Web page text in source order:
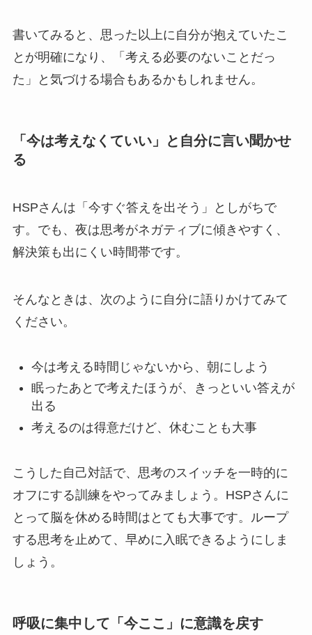
書いてみると、思った以上に自分が抱えていたこ
とが明確になり、「考える必要のないことだっ
た」と気づける場合もあるかもしれません。
「今は考えなくていい」と自分に言い聞かせ
る
HSPさんは「今すぐ答えを出そう」としがちで
す。でも、夜は思考がネガティブに傾きやすく、
解決策も出にくい時間帯です。
そんなときは、次のように自分に語りかけてみて
ください。
今は考える時間じゃないから、朝にしよう
眠ったあとで考えたほうが、きっといい答えが
出る
考えるのは得意だけど、休むことも大事
こうした自己対話で、思考のスイッチを一時的に
オフにする訓練をやってみましょう。HSPさんに
とって脳を休める時間はとても大事です。ループ
する思考を止めて、早めに入眠できるようにしま
しょう。
呼吸に集中して「今ここ」に意識を戻す